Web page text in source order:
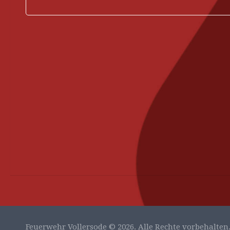
Feuerwehr Vollersode © 2026. Alle Rechte vorbehalten.